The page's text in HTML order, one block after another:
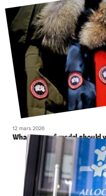
12 mars 2026
What type of model should